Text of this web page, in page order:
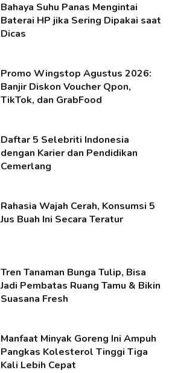
Bahaya Suhu Panas Mengintai
Baterai HP jika Sering Dipakai saat
Dicas
Promo Wingstop Agustus 2026:
Banjir Diskon Voucher Qpon,
TikTok, dan GrabFood
Daftar 5 Selebriti Indonesia
dengan Karier dan Pendidikan
Cemerlang
Rahasia Wajah Cerah, Konsumsi 5
Jus Buah Ini Secara Teratur
Tren Tanaman Bunga Tulip, Bisa
Jadi Pembatas Ruang Tamu & Bikin
Suasana Fresh
Manfaat Minyak Goreng Ini Ampuh
Pangkas Kolesterol Tinggi Tiga
Kali Lebih Cepat